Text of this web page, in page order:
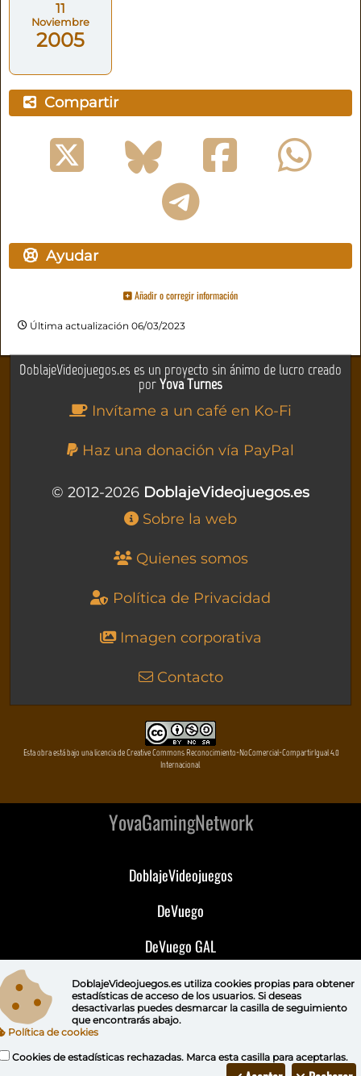
11
Noviembre
2005
Compartir
Ayudar
Añadir o corregir información
Última actualización 06/03/2023
DoblajeVideojuegos.es es un proyecto sin ánimo de lucro creado
porYova Turnes
Invítame a un café en Ko-Fi
Haz una donación vía PayPal
© 2012-2026 DoblajeVideojuegos.es
Sobre la web
Quienes somos
Política de Privacidad
Imagen corporativa
Contacto
Esta obra está bajo una licencia de Creative Commons Reconocimiento-NoComercial-CompartirIgual 4.0
Internacional
YovaGamingNetwork
DoblajeVideojuegos
DeVuego
DeVuego GAL
DeVuego LATAM
DeVuego Portugal
DoblajeVideojuegos.es utiliza cookies propiaspara obtener
estadísticas de acceso de los usuarios. Si deseas
desactivarlas puedes desmarcar la casilla de seguimiento
que encontrarás abajo.
Política de cookies
Cookies de estadísticas rechazadas. Marca esta casilla para aceptarlas.